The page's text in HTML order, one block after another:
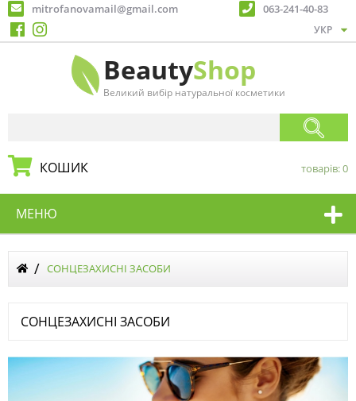
mitrofanovamail@gmail.com 063-241-40-83
BeautyShop
Великий вибір натуральної косметики
КОШИК товарів:0
МЕНЮ
СОНЦЕЗАХИСНІ ЗАСОБИ
СОНЦЕЗАХИСНІ ЗАСОБИ